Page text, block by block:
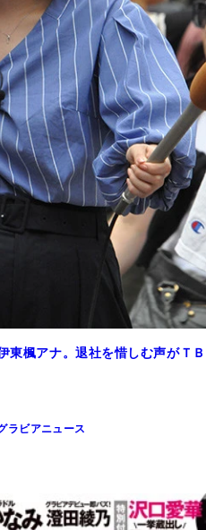
東楓アナ。退社を惜しむ声がＴＢ
ラビアニュース